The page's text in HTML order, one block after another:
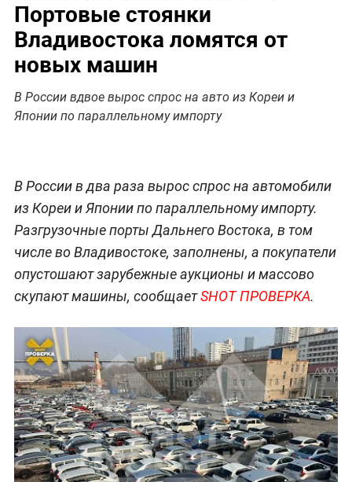
Портовые стоянки
Владивостока ломятся от
новых машин
В России вдвое вырос спрос на авто из Кореи и
Японии по параллельному импорту
В России в два раза вырос спрос на автомобили
из Кореи и Японии по параллельному импорту.
Разгрузочные порты Дальнего Востока, в том
числе во Владивостоке, заполнены, а покупатели
опустошают зарубежные аукционы и массово
скупают машины, сообщаетSHOT ПРОВЕРКА.